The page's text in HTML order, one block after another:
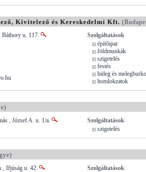
Kivitelező és Kereskedelmi Kft.
Báthory u. 117.
Szolgáltatások
építőipar
földmunkák
szigetelés
festés
hideg és
homlokzatok
, József A. u. 1/a.
Szolgáltatások
szigetelés
, Ifjúság u. 42.
Szolgáltatások